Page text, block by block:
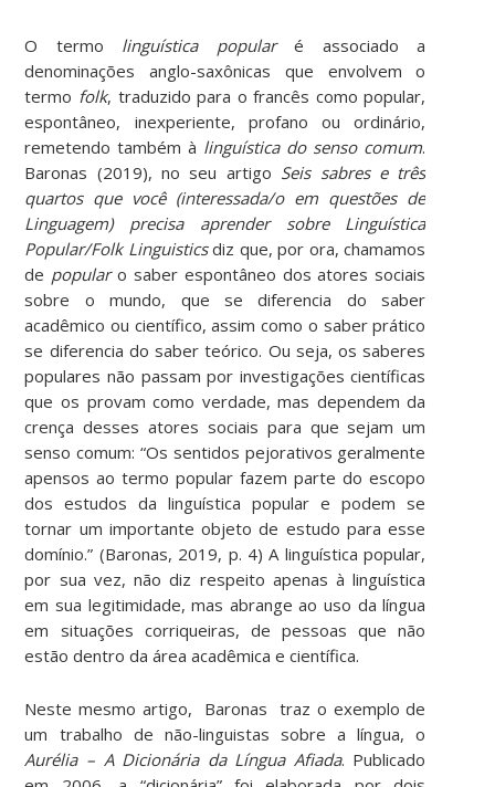
O termo linguística popularé associado a
denominações anglo-saxônicas que envolvem o
termo folk, traduzido para o francês como popular,
espontâneo, inexperiente, profano ou ordinário,
remetendo também à linguística do senso comum.
Baronas (2019), no seu artigo Seis sabres e três
quartos que você (interessada/o em questões de
Linguagem) precisa aprender sobre Linguística
Popular/Folk Linguisticsdiz que, por ora, chamamos
de popularo saber espontâneo dos atores sociais
sobre o mundo, que se diferencia do saber
acadêmico ou científico, assim como o saber prático
se diferencia do saber teórico. Ou seja, os saberes
populares não passam por investigações científicas
que os provam como verdade, mas dependem da
crença desses atores sociais para que sejam um
senso comum: “Os sentidos pejorativos geralmente
apensos ao termo popular fazem parte do escopo
dos estudos da linguística popular e podem se
tornar um importante objeto de estudo para esse
domínio.” (Baronas, 2019, p. 4) A linguística popular,
por sua vez, não diz respeito apenas à linguística
em sua legitimidade, mas abrange ao uso da língua
em situações corriqueiras, de pessoas que não
estão dentro da área acadêmica e científica.
Neste mesmo artigo, Baronas traz o exemplo de
um trabalho de não-linguistas sobre a língua, o
Aurélia – A Dicionária da Língua Afiada. Publicado